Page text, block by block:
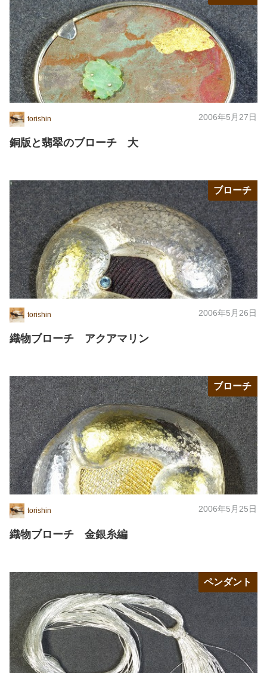
torishin 2006年5月27日
銅版と翡翠のブローチ 大
ブローチ
torishin 2006年5月26日
織物ブローチ アクアマリン
ブローチ
torishin 2006年5月25日
織物ブローチ 金銀糸編
ペンダント